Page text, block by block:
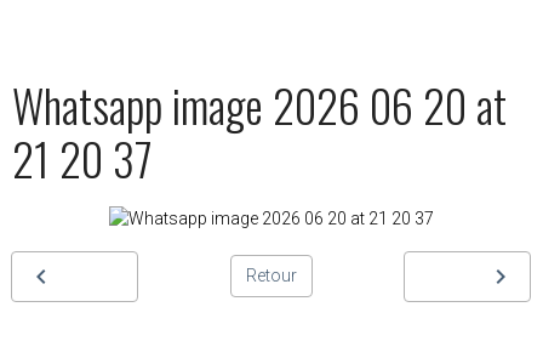
Whatsapp image 2026 06 20 at
21 20 37
Retour